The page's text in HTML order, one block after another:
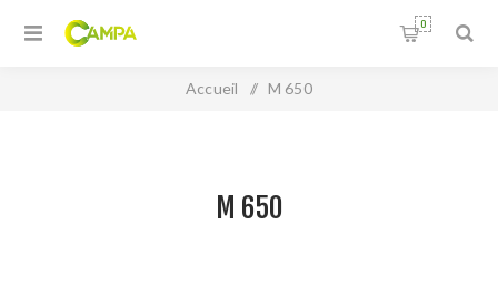
0
Accueil / M 650
M 650